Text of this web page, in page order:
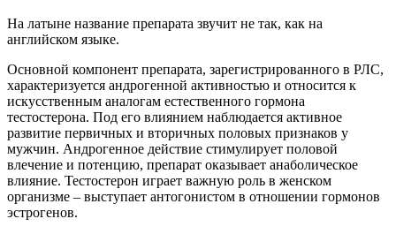
На латыне название препарата звучит не так, как на
английском языке.
Основной компонент препарата, зарегистрированного в РЛС,
характеризуется андрогенной активностью и относится к
искусственным аналогам естественного гормона
тестостерона. Под его влиянием наблюдается активное
развитие первичных и вторичных половых признаков у
мужчин. Андрогенное действие стимулирует половой
влечение и потенцию, препарат оказывает анаболическое
влияние. Тестостерон играет важную роль в женском
организме – выступает антогонистом в отношении гормонов
эстрогенов.